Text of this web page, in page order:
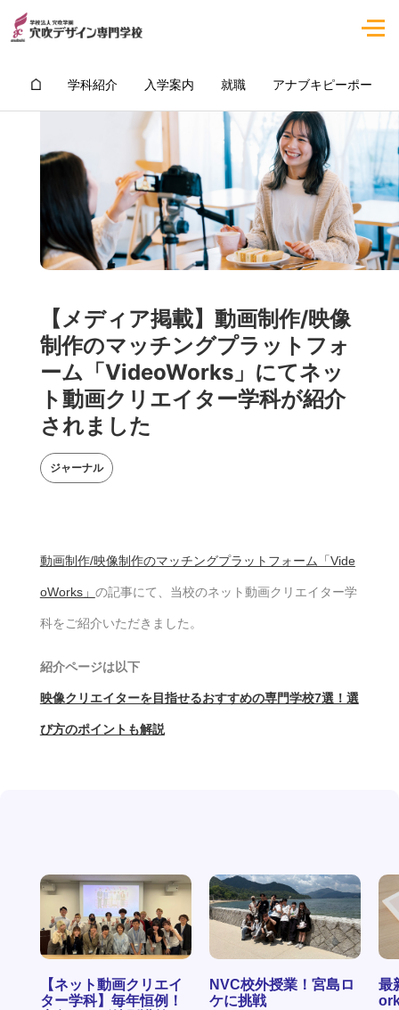
学科紹介 入学案内 就職 アナブキピーポー
【メディア掲載】動画制作/映像
制作のマッチングプラットフォ
ーム「VideoWorks」にてネッ
ト動画クリエイター学科が紹介
されました
ジャーナル
動画制作/映像制作のマッチングプラットフォーム「Vide
oWorks」 の記事にて、当校のネット動画クリエイター学
科をご紹介いただきました。
紹介ページは以下
映像クリエイターを目指せるおすすめの専門学校7選！選
び方のポイントも解説
【ネット動画クリエイ
ター学科】毎年恒例！
NVC校外授業！宮島ロ
ケに挑戦
最